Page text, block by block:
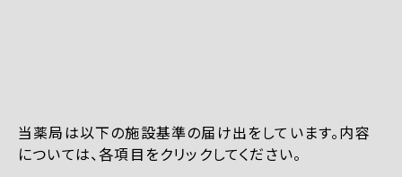
当薬局は以下の施設基準の届け出をしています。内容
については、各項目をクリックしてください。